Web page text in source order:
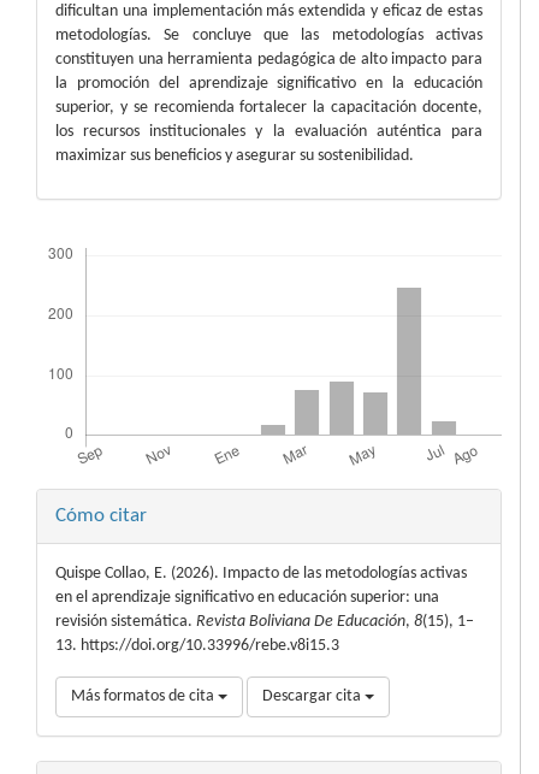
dificultan una implementación más extendida y eficaz de estas
metodologías. Se concluye que las metodologías activas
constituyen una herramienta pedagógica de alto impacto para
la promoción del aprendizaje significativo en la educación
superior, y se recomienda fortalecer la capacitación docente,
los recursos institucionales y la evaluación auténtica para
maximizar sus beneficios y asegurar su sostenibilidad.
Detalles
del
artículo
Cómo citar
Quispe Collao, E. (2026). Impacto de las metodologías activas
en el aprendizaje significativo en educación superior: una
revisión sistemática. Revista Boliviana De Educación, 8(15), 1–
13. https://doi.org/10.33996/rebe.v8i15.3
Más formatos de cita Descargar cita